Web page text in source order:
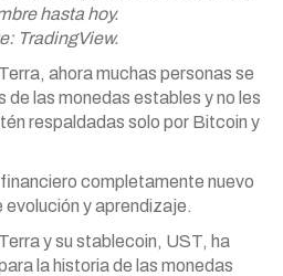
hasta hoy.
TradingView.
ahora muchas personas se
de las monedas estables y no les
respaldadas solo por Bitcoin y
completamente nuevo
y aprendizaje.
y su stablecoin, UST, ha
la historia de las monedas